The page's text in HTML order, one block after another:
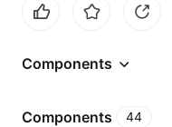
Components
Components 44